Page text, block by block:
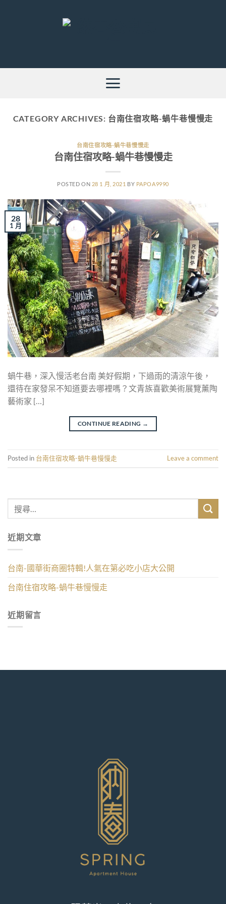
CATEGORY ARCHIVES: 台南住宿攻略-蝸牛巷慢慢走
台南住宿攻略-蝸牛巷慢慢走
台南住宿攻略-蝸牛巷慢慢走
POSTED ON 28 1 月, 2021 BY PAPOA9990
28
1 月
蝸牛巷，深入慢活老台南 美好假期，下過雨的清涼午後，
還待在家發呆不知道要去哪裡嗎？文青族喜歡美術展覽薰陶
藝術家 […]
CONTINUE READING →
Posted in 台南住宿攻略-蝸牛巷慢慢走 Leave a comment
近期文章
台南-國華街商圈特輯!人氣在第必吃小店大公開
台南住宿攻略-蝸牛巷慢慢走
近期留言